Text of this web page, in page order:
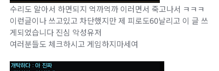
수리도 알아서 하면되지 억까억까 이러면서 죽고나서 ㅋㅋㅋ
이런글이나 쓰고있고 차단했지만 제 피로도60날리고 이 글 쓰
게되었습니다 진심 악성유저
여러분들도 체크하시고 게임하지마세여